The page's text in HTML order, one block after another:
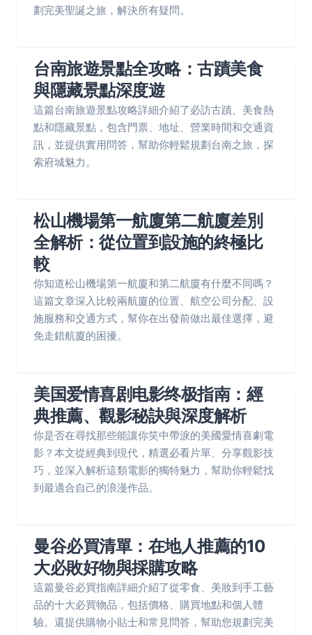
劃完美聖誕之旅，解決所有疑問。
台南旅遊景點全攻略：古蹟美食
與隱藏景點深度遊
這篇台南旅遊景點攻略詳細介紹了必訪古蹟、美食熱
點和隱藏景點，包含門票、地址、營業時間和交通資
訊，並提供實用問答，幫助你輕鬆規劃台南之旅，探
索府城魅力。
松山機場第一航廈第二航廈差別
全解析：從位置到設施的終極比
較
你知道松山機場第一航廈和第二航廈有什麼不同嗎？
這篇文章深入比較兩航廈的位置、航空公司分配、設
施服務和交通方式，幫你在出發前做出最佳選擇，避
免走錯航廈的困擾。
美国爱情喜剧电影终极指南：經
典推薦、觀影秘訣與深度解析
你是否在尋找那些能讓你笑中帶淚的美國愛情喜劇電
影？本文從經典到現代，精選必看片單、分享觀影技
巧，並深入解析這類電影的獨特魅力，幫助你輕鬆找
到最適合自己的浪漫作品。
曼谷必買清單：在地人推薦的10
大必敗好物與採購攻略
這篇曼谷必買指南詳細介紹了從零食、美妝到手工藝
品的十大必買物品，包括價格、購買地點和個人體
驗。還提供購物小貼士和常見問答，幫助您規劃完美